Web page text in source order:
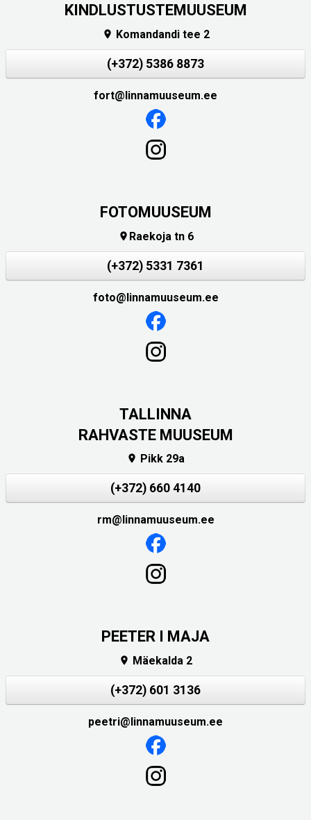
KINDLUSTUSTEMUUSEUM
 Komandandi tee 2
(+372) 5386 8873
fort@linnamuuseum.ee
FOTOMUUSEUM
 Raekoja tn 6
(+372) 5331 7361
foto@linnamuuseum.ee
TALLINNA
RAHVASTE MUUSEUM
 Pikk 29a
(+372) 660 4140
rm@linnamuuseum.ee
PEETER I MAJA
 Mäekalda 2
(+372) 601 3136
peetri@linnamuuseum.ee